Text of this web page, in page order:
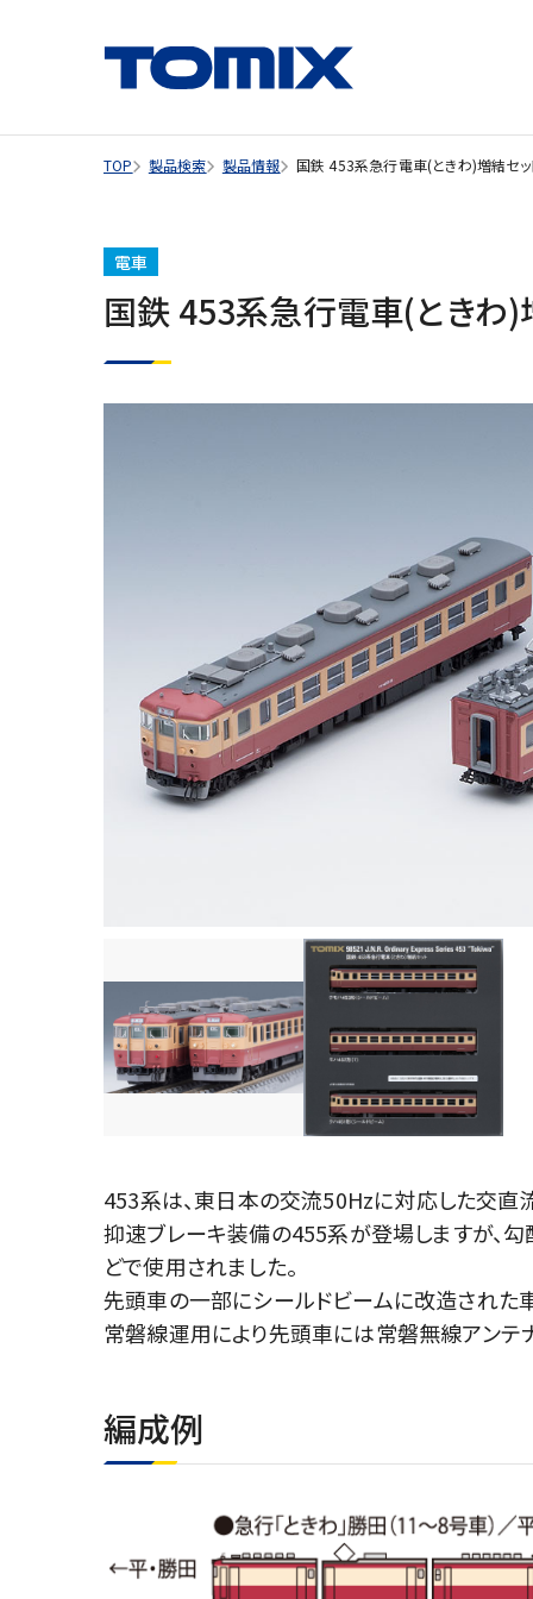
TOP 製品検索 製品情報 国鉄 453系急行電車(ときわ)増結セッ
電車
国鉄 453系急行電車(ときわ)
453系は、東日本の交流50Hzに対応した交直
抑速ブレーキ装備の455系が登場しますが、
どで使用されました。
先頭車の一部にシールドビームに改造された
常磐線運用により先頭車には常磐無線アンテ
編成例